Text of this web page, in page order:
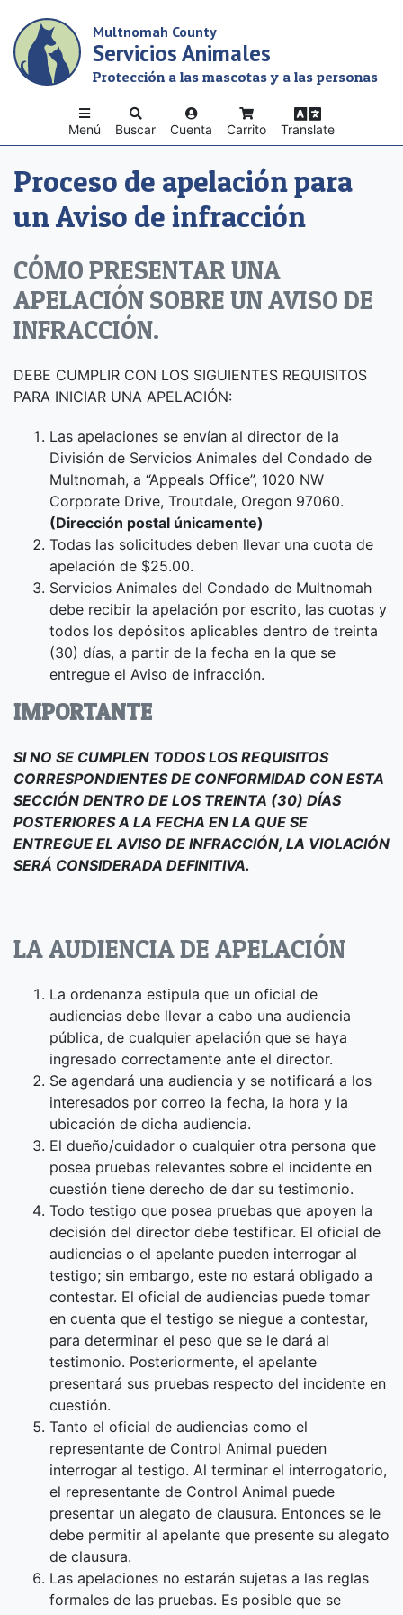
main
content
Multnomah County
Servicios Animales
Protección a las mascotas y a las personas
Buscar Cuenta Carrito Translate
Menú
Proceso de apelación para
un Aviso de infracción
CÓMO PRESENTAR UNA
APELACIÓN SOBRE UN AVISO DE
INFRACCIÓN.
DEBE CUMPLIR CON LOS SIGUIENTES REQUISITOS
PARA INICIAR UNA APELACIÓN:
Las apelaciones se envían al director de la
División de Servicios Animales del Condado de
Multnomah, a “Appeals Office”, 1020 NW
Corporate Drive, Troutdale, Oregon 97060.
(Dirección postal únicamente)
Todas las solicitudes deben llevar una cuota de
apelación de $25.00.
Servicios Animales del Condado de Multnomah
debe recibir la apelación por escrito, las cuotas y
todos los depósitos aplicables dentro de treinta
(30) días, a partir de la fecha en la que se
entregue el Aviso de infracción.
IMPORTANTE
SI NO SE CUMPLEN TODOS LOS REQUISITOS
CORRESPONDIENTES DE CONFORMIDAD CON ESTA
SECCIÓN DENTRO DE LOS TREINTA (30) DÍAS
POSTERIORES A LA FECHA EN LA QUE SE
ENTREGUE EL AVISO DE INFRACCIÓN, LA VIOLACIÓN
SERÁ CONSIDERADA DEFINITIVA.
LA AUDIENCIA DE APELACIÓN
La ordenanza estipula que un oficial de
audiencias debe llevar a cabo una audiencia
pública, de cualquier apelación que se haya
ingresado correctamente ante el director.
Se agendará una audiencia y se notificará a los
interesados por correo la fecha, la hora y la
ubicación de dicha audiencia.
El dueño/cuidador o cualquier otra persona que
posea pruebas relevantes sobre el incidente en
cuestión tiene derecho de dar su testimonio.
Todo testigo que posea pruebas que apoyen la
decisión del director debe testificar. El oficial de
audiencias o el apelante pueden interrogar al
testigo; sin embargo, este no estará obligado a
contestar. El oficial de audiencias puede tomar
en cuenta que el testigo se niegue a contestar,
para determinar el peso que se le dará al
testimonio. Posteriormente, el apelante
presentará sus pruebas respecto del incidente en
cuestión.
Tanto el oficial de audiencias como el
representante de Control Animal pueden
interrogar al testigo. Al terminar el interrogatorio,
el representante de Control Animal puede
presentar un alegato de clausura. Entonces se le
debe permitir al apelante que presente su alegato
de clausura.
Las apelaciones no estarán sujetas a las reglas
formales de las pruebas. Es posible que se